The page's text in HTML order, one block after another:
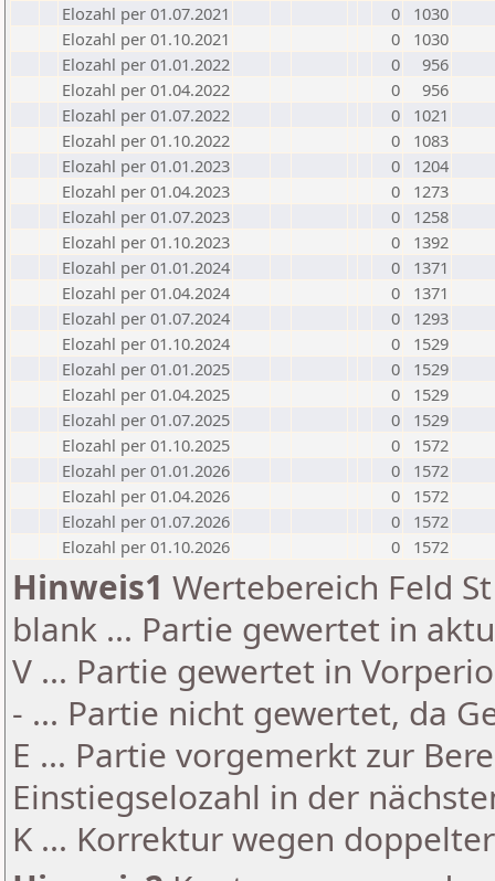
Elozahl per 01.07.2021
0
1030
Elozahl per 01.10.2021
0
1030
Elozahl per 01.01.2022
0
956
Elozahl per 01.04.2022
0
956
Elozahl per 01.07.2022
0
1021
Elozahl per 01.10.2022
0
1083
Elozahl per 01.01.2023
0
1204
Elozahl per 01.04.2023
0
1273
Elozahl per 01.07.2023
0
1258
Elozahl per 01.10.2023
0
1392
Elozahl per 01.01.2024
0
1371
Elozahl per 01.04.2024
0
1371
Elozahl per 01.07.2024
0
1293
Elozahl per 01.10.2024
0
1529
Elozahl per 01.01.2025
0
1529
Elozahl per 01.04.2025
0
1529
Elozahl per 01.07.2025
0
1529
Elozahl per 01.10.2025
0
1572
Elozahl per 01.01.2026
0
1572
Elozahl per 01.04.2026
0
1572
Elozahl per 01.07.2026
0
1572
Elozahl per 01.10.2026
0 1572
Hinweis1 Wertebereich Feld
blank ... Partie gewertet in
V ... Partie gewertet in
- ... Partie nicht gewertet, da
E ... Partie vorgemerkt zur
Einstiegselozahl in der
K ... Korrektur wegen